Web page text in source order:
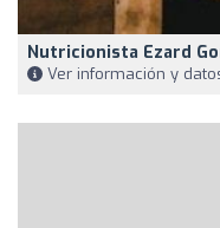
Nutricionista Ezard
Ver información y